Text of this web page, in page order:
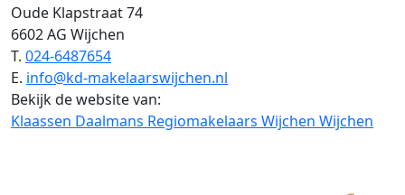
Oude Klapstraat 74
6602 AG Wijchen
T. 024-6487654
E. info@kd-makelaarswijchen.nl
Bekijk de website van:
Klaassen Daalmans Regiomakelaars Wijchen Wijchen